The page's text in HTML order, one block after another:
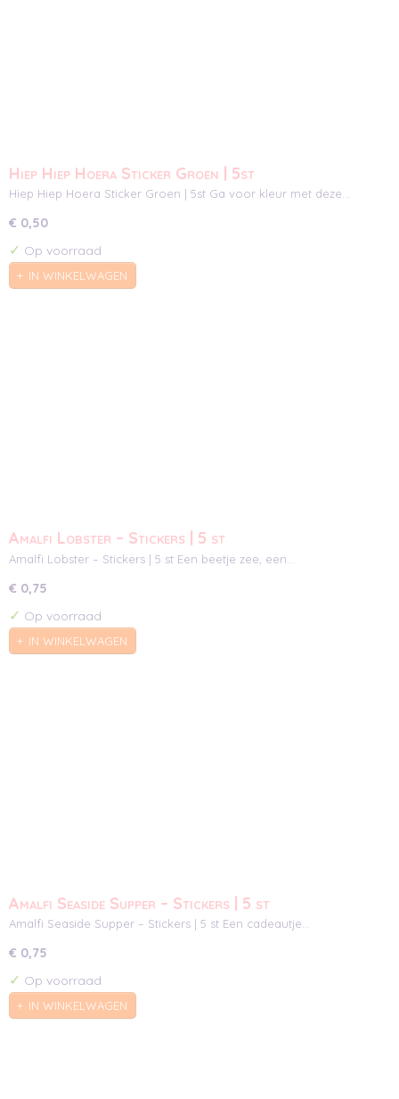
Hiep Hiep Hoera Sticker Groen | 5st
Hiep Hiep Hoera Sticker Groen | 5st Ga voor kleur met deze…
€ 0,50
✓ Op voorraad
IN WINKELWAGEN
Amalfi Lobster – Stickers | 5 st
Amalfi Lobster – Stickers | 5 st Een beetje zee, een…
€ 0,75
✓ Op voorraad
IN WINKELWAGEN
Amalfi Seaside Supper – Stickers | 5 st
Amalfi Seaside Supper – Stickers | 5 st Een cadeautje…
€ 0,75
✓ Op voorraad
IN WINKELWAGEN